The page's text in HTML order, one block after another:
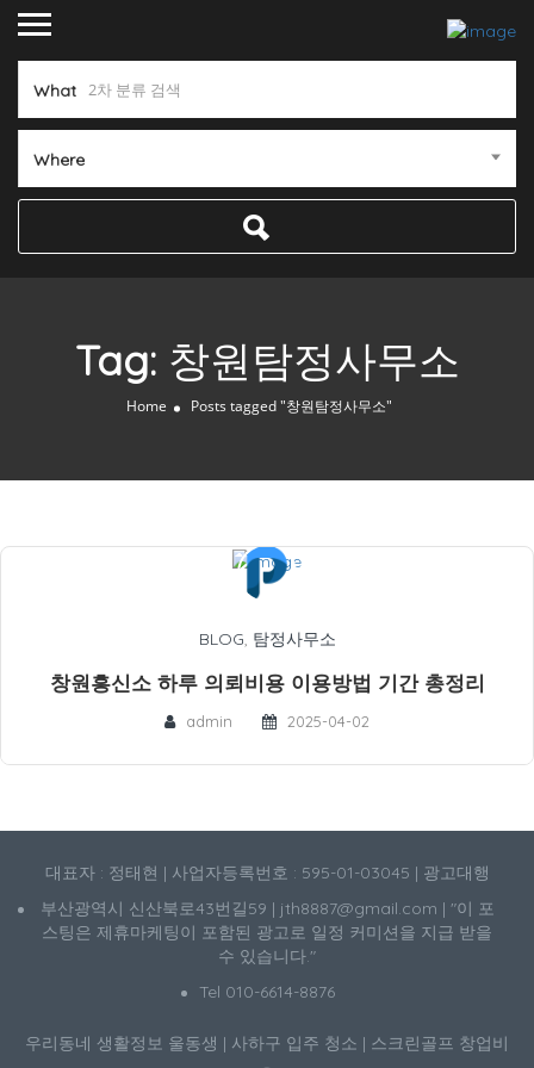
What
Where
Tag: 창원탐정사무소
Home Posts tagged "창원탐정사무소"
BLOG, 탐정사무소
창원흥신소 하루 의뢰비용 이용방법 기간 총정리
admin 2025-04-02
대표자 : 정태현 | 사업자등록번호 : 595-01-03045 | 광고대행
부산광역시 신산북로43번길59 | jth8887@gmail.com | "이 포
스팅은 제휴마케팅이 포함된 광고로 일정 커미션을 지급 받을
수 있습니다."
Tel 010-6614-8876
우리동네 생활정보 울동생 | 사하구 입주 청소 | 스크린골프 창업비